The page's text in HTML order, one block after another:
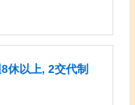
休以上, 2交代制